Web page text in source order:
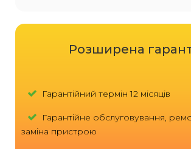
Розширена
Гарантійний термін 12 місяців
Гарантійне обслуговування,
заміна пристрою